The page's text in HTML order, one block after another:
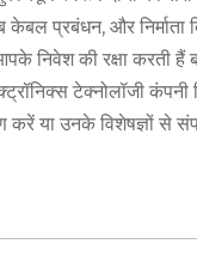
केबल प्रबंधन, और
निवेश की रक्षा करती
टेक्नोलॉजी
या उनके विशेषज्ञों से